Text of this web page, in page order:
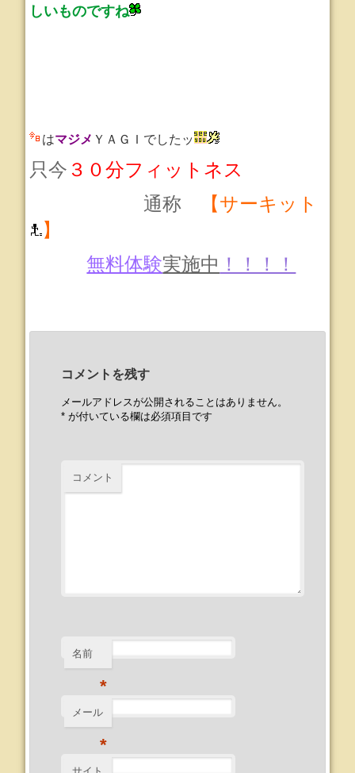
しいものですね
はマジメ ＹＡＧＩでしたッ
只今 ３０分フィットネス
通称
【サーキット
】
無料体験実施中 ！！！！
コメントを残す
メールアドレスが公開されることはありません。
* が付いている欄は必須項目です
コメント
名前
*
メール
*